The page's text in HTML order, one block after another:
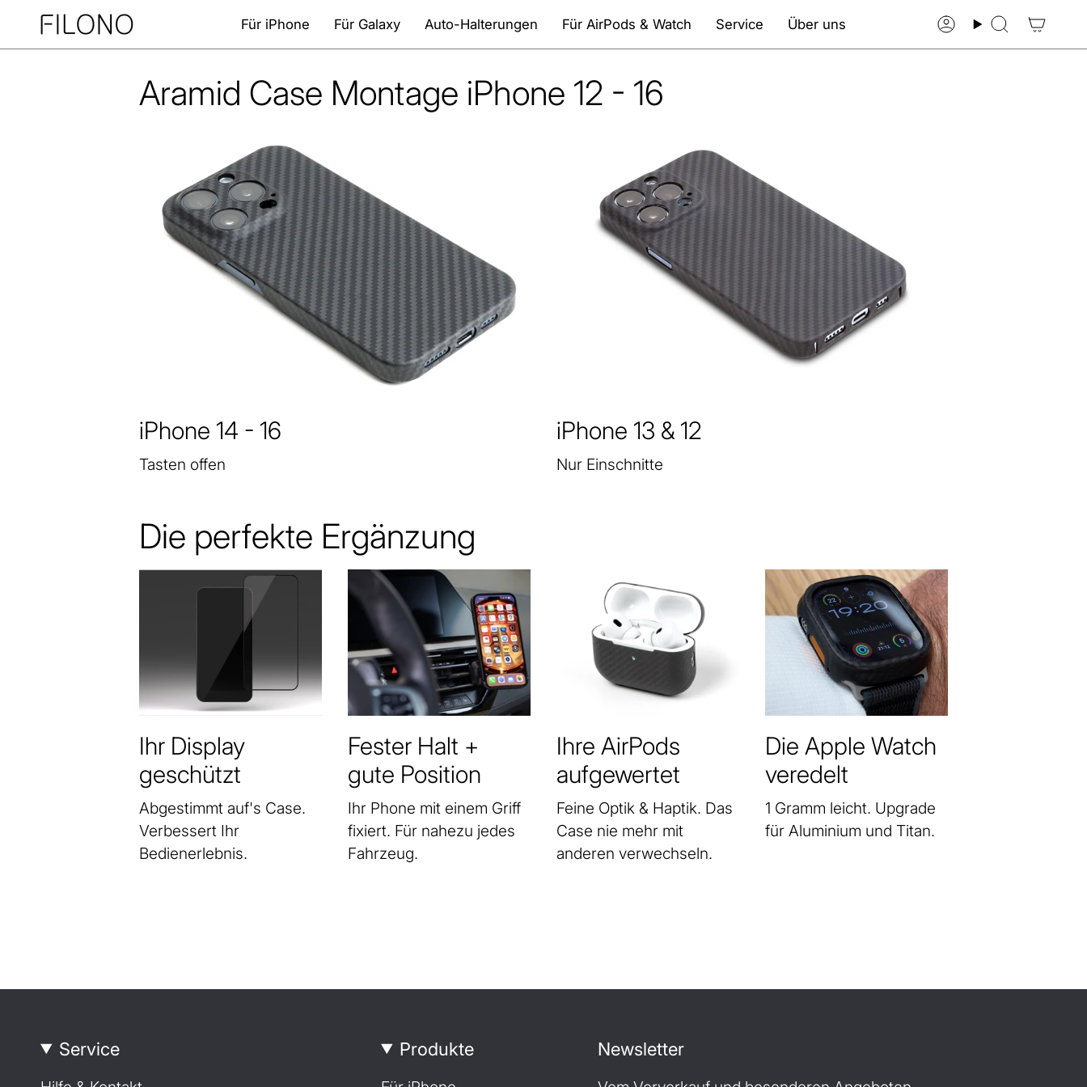
springen
Für iPhone Für Galaxy Auto-Halterungen Für AirPods & Watch Service Über uns KontoSuche
Aramid Case Montage iPhone 12 - 16
iPhone 14 - 16
Tasten offen
iPhone 13 & 12
Nur Einschnitte
Die perfekte Ergänzung
Ihr Display
geschützt
Abgestimmt auf's Case.
Verbessert Ihr
Bedienerlebnis.
Fester Halt +
gute Position
Ihr Phone mit einem Griff
fixiert. Für nahezu jedes
Fahrzeug.
Ihre AirPods
aufgewertet
Feine Optik & Haptik. Das
Case nie mehr mit
anderen verwechseln.
Die Apple Watch
veredelt
1 Gramm leicht. Upgrade
für Aluminium und Titan.
Service Produkte Newsletter